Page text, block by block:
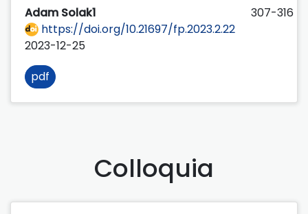
Adam Solak1
307-316
https://doi.org/10.21697/fp.2023.2.22
2023-12-25
pdf
Colloquia